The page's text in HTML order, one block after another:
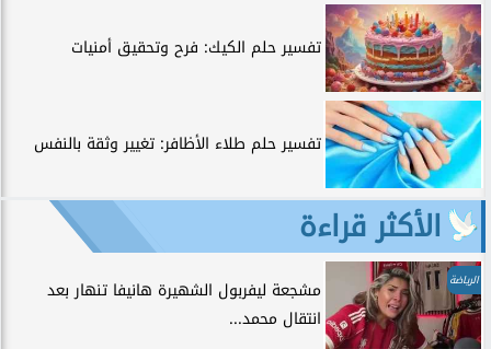
تفسير حلم الكيك: فرح وتحقيق أمنيات
تفسير حلم طلاء الأظافر: تغيير وثقة بالنفس
الأكثر قراءة
الرياضة
مشجعة ليفربول الشهيرة هانيفا تنهار بعد
انتقال محمد...